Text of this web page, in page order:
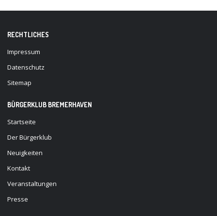
RECHTLICHES
Impressum
Datenschutz
Sitemap
BÜRGERKLUB BREMERHAVEN
Startseite
Der Bürgerklub
Neuigkeiten
Kontakt
Veranstaltungen
Presse